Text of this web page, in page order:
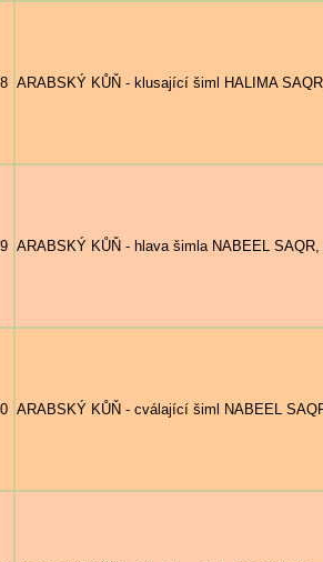
ARABSKÝ KŮŇ - klusající šiml HALIMA
ARABSKÝ KŮŇ - hlava šimla NABEEL SAQR,
ARABSKÝ KŮŇ - cválající šiml NABEEL